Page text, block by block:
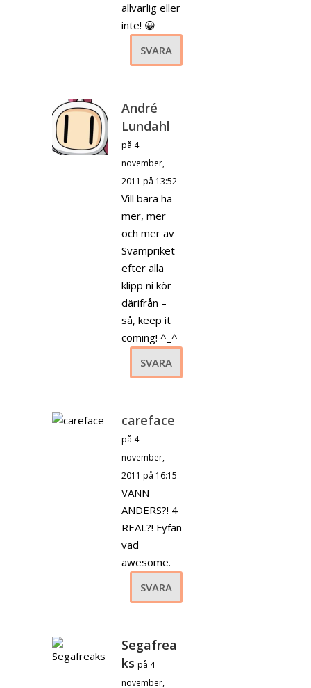
allvarlig eller
inte! 😀
SVARA
André
Lundahl
på 4
november,
2011 på 13:52
Vill bara ha
mer, mer
och mer av
Svampriket
efter alla
klipp ni kör
därifrån –
så, keep it
coming! ^_^
SVARA
careface
på 4
november,
2011 på 16:15
VANN
ANDERS?! 4
REAL?! Fyfan
vad
awesome.
SVARA
Segafrea
ks på 4
november,